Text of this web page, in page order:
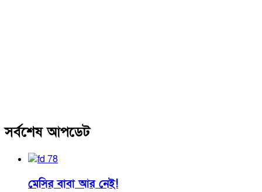
সর্বশেষ আপডেট
মেসির বাবা আর নেই!